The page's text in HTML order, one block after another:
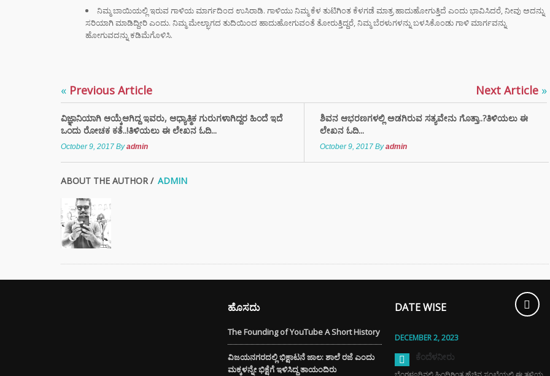
ಧರಿಸುತ್ತೀರಾ? ಹಾಗಾದರೆ
ಈ ಅಪಾಯಗಳ ಬಗ್ಗೆ
ತಿಳಿಯಲೇಬೇಕು!
ನಿಮ್ಮ ಬಾಯಿಯಲ್ಲಿ ಇರುವ ಗಾಳಿಯ ಮಾರ್ಗದಿಂದ ಉಸಿರಾಡಿ. ಗಾಳಿಯು ನಿಮ್ಮ ಕೆಳ ತುಟಿಗಿಂತ ಕೆಳಗಡೆ ಮಾತ್ರ ಹಾದುಹೋಗುತ್ತಿದೆ ಎಂದು ಭಾವಿಸಿದರೆ, ನೀವು ಅದನ್ನು
ಸರಿಯಾಗಿ ಮಾಡಿದ್ದೀರಿ ಎಂದು. ನಿಮ್ಮ ಮೇಲ್ಭಾಗದ ತುದಿಯಿಂದ ಹಾದುಹೋಗುವಂತೆ ತೋರುತ್ತಿದ್ದರೆ, ನಿಮ್ಮ ಬೆರಳುಗಳನ್ನು ಬಳಸಿಕೊಂಡು ಗಾಳಿ ಮಾರ್ಗವನ್ನು
ಹೋಗುವದನ್ನು ಕಡಿಮೆಗೊಳಿಸಿ.
« Previous Article
ವಿಜ್ಞಾನಿಯಾಗಿ ಆಯ್ಕೆಆಗಿದ್ದ ಇವರು, ಆಧ್ಯಾತ್ಮಿಕ ಗುರುಗಳಾಗಿದ್ದರ ಹಿಂದೆ ಇದೆ
ಒಂದು ರೋಚಕ ಕತೆ..!ತಿಳಿಯಲು ಈ ಲೇಖನ ಓದಿ...
October 9, 2017 Byadmin
Next Article »
ಶಿವನ ಆಭರಣಗಳಲ್ಲಿ ಅಡಗಿರುವ ಸತ್ಯವೇನು ಗೊತ್ತಾ..?ತಿಳಿಯಲು ಈ
ಲೇಖನ ಓದಿ...
October 9, 2017 Byadmin
ABOUT THE AUTHOR / ADMIN
ಹೊಸದು
The Founding of YouTube A Short History
ವಿಜಯನಗರದಲ್ಲಿ ಭಿಕ್ಷಾಟನೆ ಜಾಲ: ಶಾಲೆ ರಜೆ ಎಂದು
ಮಕ್ಕಳನ್ನೇ ಭಿಕ್ಷೆಗೆ ಇಳಿಸಿದ್ದ ತಾಯಂದಿರು
DATE WISE
DECEMBER 2, 2023
ಕೆಂದೆಳನೀರು